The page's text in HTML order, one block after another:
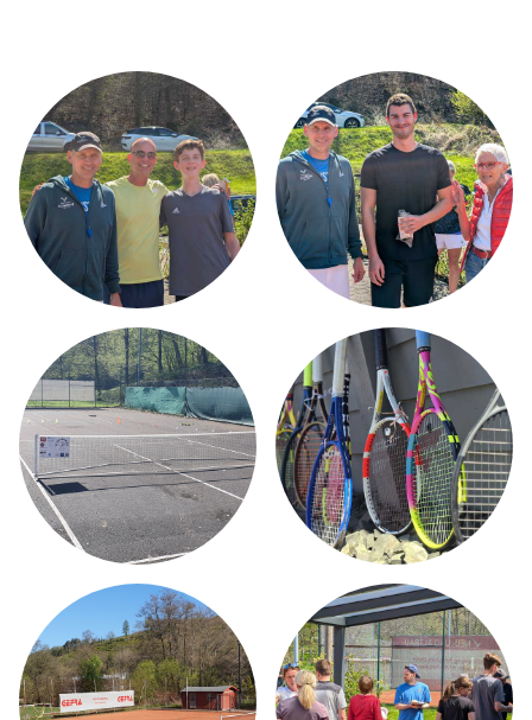
ÜBER MICH
TMBW CAMPUS
LEISTUNGSSPEKTRUM
MW STRINGING SERVICE
AKTUELLES
TENNISTRAINING